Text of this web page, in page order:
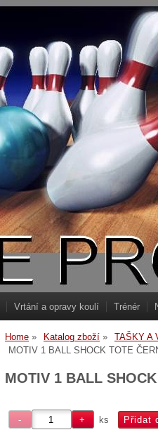
Vrtání a opravy koulí Trénér
Home Katalog zboží TAŠKY A
MOTIV 1 BALL SHOCK TOTE
MOTIV 1 BALL
ks